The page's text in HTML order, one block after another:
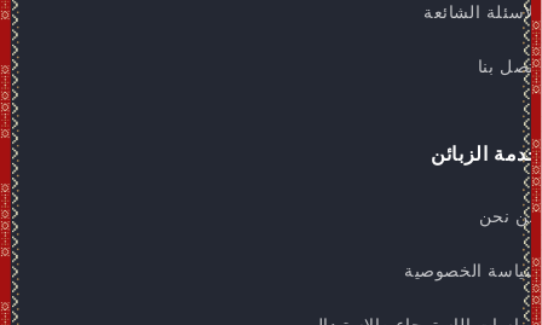
الاسئلة الشائعة
اتصل بنا
خدمة الزبائن
من نحن
سياسة الخصوصية